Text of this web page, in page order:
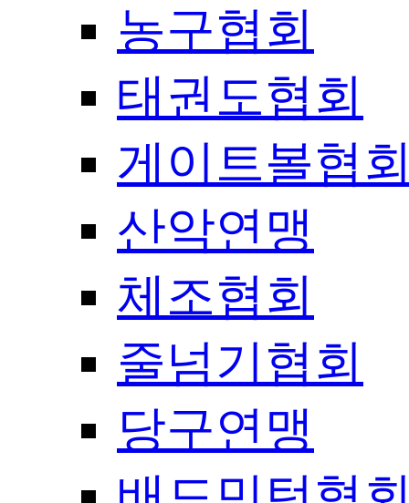
농구협회
태권도협회
게이트볼협
산악연맹
체조협회
줄넘기협회
당구연맹